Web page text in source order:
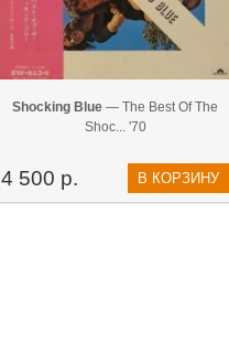
Shocking Blue — The Best Of The
Shoc... '70
4 500 р. В КОРЗИНУ